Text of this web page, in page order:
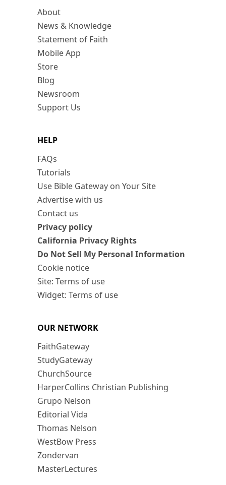
About
News & Knowledge
Statement of Faith
Mobile App
Store
Blog
Newsroom
Support Us
HELP
FAQs
Tutorials
Use Bible Gateway on Your Site
Advertise with us
Contact us
Privacy policy
California Privacy Rights
Do Not Sell My Personal Information
Cookie notice
Site: Terms of use
Widget: Terms of use
OUR NETWORK
FaithGateway
StudyGateway
ChurchSource
HarperCollins Christian Publishing
Grupo Nelson
Editorial Vida
Thomas Nelson
WestBow Press
Zondervan
MasterLectures